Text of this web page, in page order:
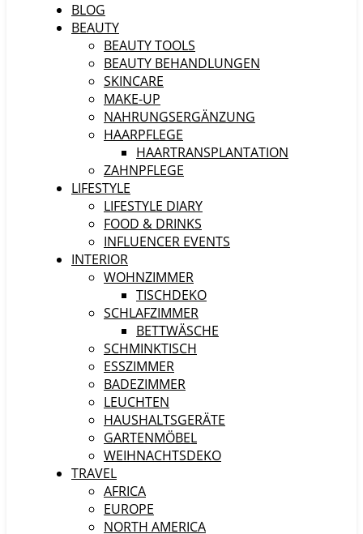
BLOG
BEAUTY
BEAUTY TOOLS
BEAUTY BEHANDLUNGEN
SKINCARE
MAKE-UP
NAHRUNGSERGÄNZUNG
HAARPFLEGE
HAARTRANSPLANTATION
ZAHNPFLEGE
LIFESTYLE
LIFESTYLE DIARY
FOOD & DRINKS
INFLUENCER EVENTS
INTERIOR
WOHNZIMMER
TISCHDEKO
SCHLAFZIMMER
BETTWÄSCHE
SCHMINKTISCH
ESSZIMMER
BADEZIMMER
LEUCHTEN
HAUSHALTSGERÄTE
GARTENMÖBEL
WEIHNACHTSDEKO
TRAVEL
AFRICA
EUROPE
NORTH AMERICA